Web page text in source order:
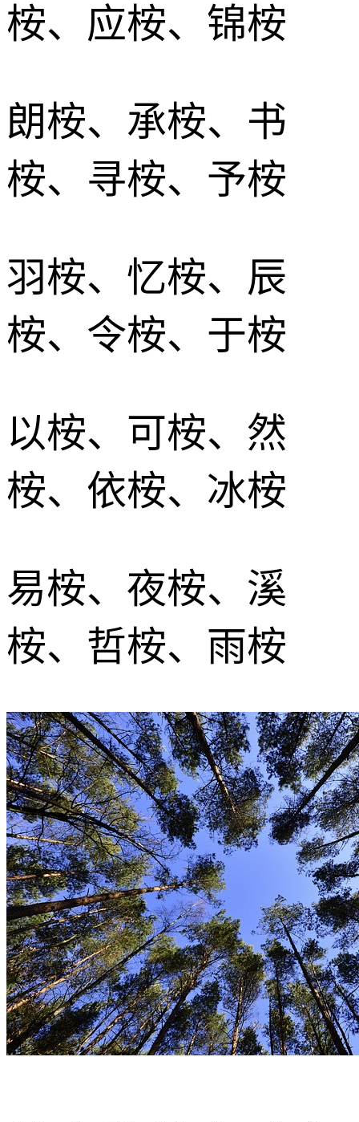
桉、应桉、锦桉
朗桉、承桉、书
桉、寻桉、予桉
羽桉、忆桉、辰
桉、令桉、于桉
以桉、可桉、然
桉、依桉、冰桉
易桉、夜桉、溪
桉、哲桉、雨桉